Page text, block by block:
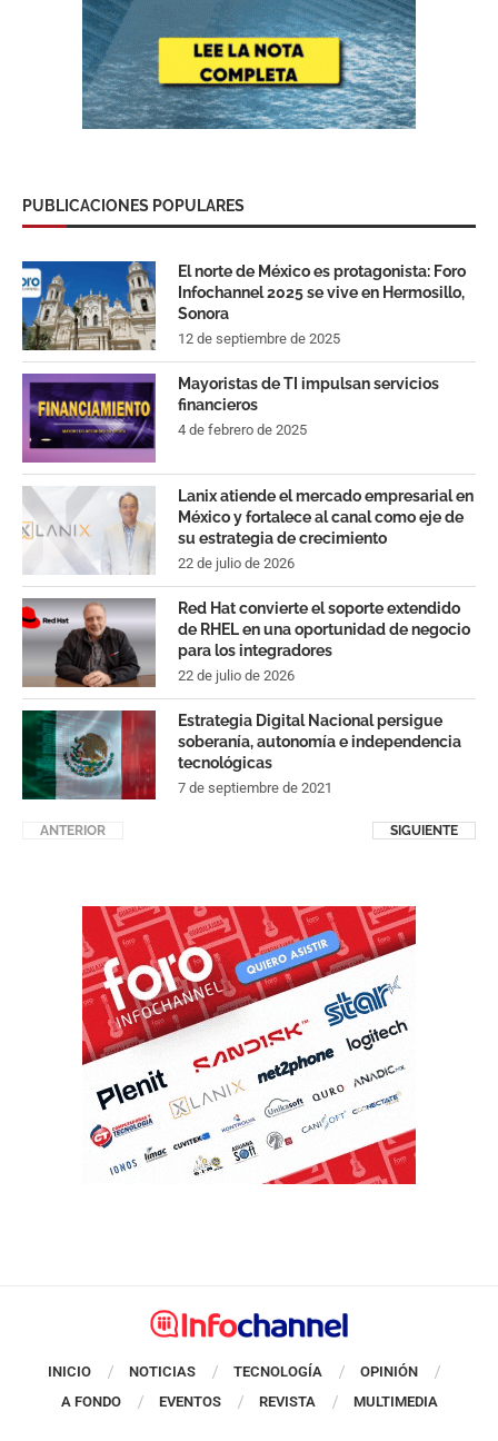
PUBLICACIONES POPULARES
El norte de México es protagonista: Foro
Infochannel 2025 se vive en Hermosillo,
Sonora
12 de septiembre de 2025
Mayoristas de TI impulsan servicios
financieros
4 de febrero de 2025
Lanix atiende el mercado empresarial en
México y fortalece al canal como eje de
su estrategia de crecimiento
22 de julio de 2026
Red Hat convierte el soporte extendido
de RHEL en una oportunidad de negocio
para los integradores
22 de julio de 2026
Estrategia Digital Nacional persigue
soberanía, autonomía e independencia
tecnológicas
7 de septiembre de 2021
ANTERIOR SIGUIENTE
INICIO NOTICIAS TECNOLOGÍA
OPINIÓN
A FONDO
EVENTOS REVISTA MULTIMEDIA